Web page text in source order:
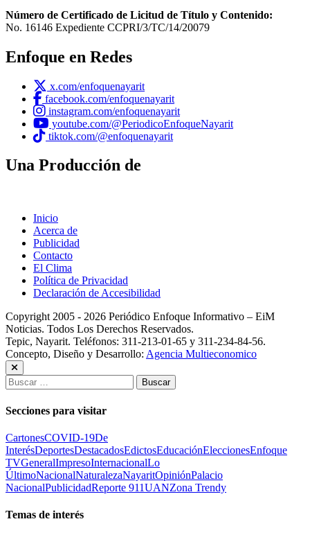
Número de Certificado de Licitud de Título y Contenido:
No. 16146 Expediente CCPRI/3/TC/14/20079
Enfoque en Redes
x.com/enfoquenayarit
facebook.com/enfoquenayarit
instagram.com/enfoquenayarit
youtube.com/@PeriodicoEnfoqueNayarit
tiktok.com/@enfoquenayarit
Una Producción de
Inicio
Acerca de
Publicidad
Contacto
El Clima
Política de Privacidad
Declaración de Accesibilidad
Copyright 2005 - 2026 Periódico Enfoque Informativo – EiM
Noticias. Todos Los Derechos Reservados.
Tepic, Nayarit. Teléfonos: 311-213-01-65 y 311-234-84-56.
Concepto, Diseño y Desarrollo: Agencia Multieconomico
Buscar:
Secciones para visitar
CartonesCOVID-19De
InterésDeportesDestacadosEdictosEducaciónEleccionesEnfoque
TVGeneralImpresoInternacionalLo
ÚltimoNacionalNaturalezaNayaritOpiniónPalacio
NacionalPublicidadReporte 911UANZona Trendy
Temas de interés